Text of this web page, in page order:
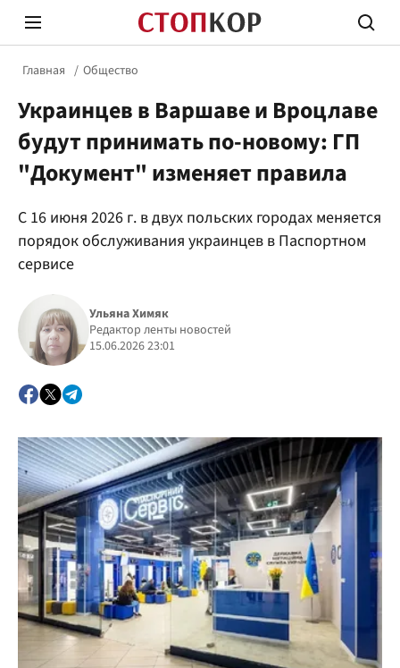
Политика
Главная Общество
Украинцев в Варшаве и Вроцлаве
будут принимать по-новому: ГП
"Документ" изменяет правила
С 16 июня 2026 г. в двух польских городах меняется
порядок обслуживания украинцев в Паспортном
сервисе
Ульяна Химяк
Редактор ленты новостей
15.06.2026 23:01